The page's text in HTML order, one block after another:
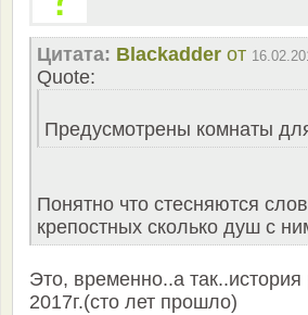
Цитата: Blackadder от
Quote:
Предусмотрены комнаты
Понятно что стесняются
крепостных сколько душ с
Это, временно..а так..история
2017г.(сто лет прошло)